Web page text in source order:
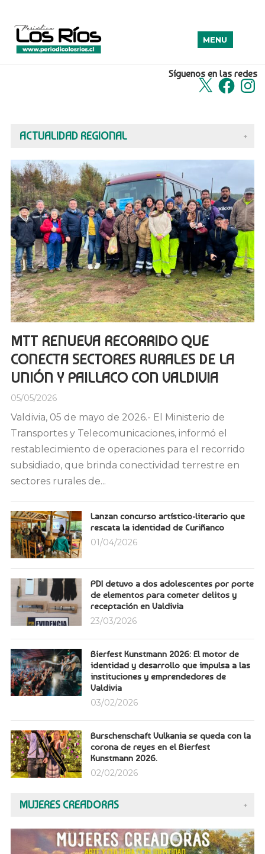
Síguenos en las redes
X Facebook
MENU
ACTUALIDAD REGIONAL +
MTT RENUEVA RECORRIDO QUE
CONECTA SECTORES RURALES DE LA
UNIÓN Y PAILLACO CON VALDIVIA
05/05/2026
Valdivia, 05 de mayo de 2026.- El Ministerio de
Transportes y Telecomunicaciones, informó el
restablecimiento de operaciones para el recorrido
subsidiado, que brinda conectividad terrestre en
sectores rurales de...
Lanzan concurso artístico-literario que
rescata la identidad de Curiñanco
01/04/2026
PDI detuvo a dos adolescentes por porte
de elementos para cometer delitos y
receptación en Valdivia
23/03/2026
Bierfest Kunstmann 2026: El motor de
identidad y desarrollo que impulsa a las
instituciones y emprendedores de
Valdivia
03/02/2026
Burschenschaft Vulkania se queda con la
corona de reyes en el Bierfest
Kunstmann 2026.
02/02/2026
MUJERES CREADORAS +